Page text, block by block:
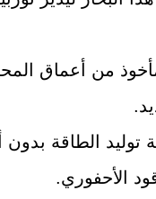
من أعماق
توليد الطاقة
الأحفوري.